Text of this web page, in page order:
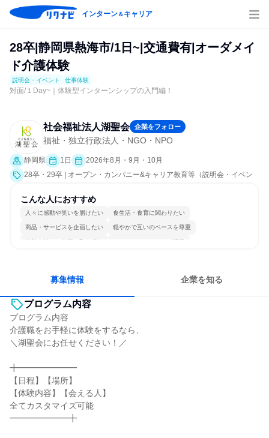
インターン＆キャリア
28卒|静岡県熱海市/1日~|交通費有|オーダメイ
ド介護体験
説明会・イベント 仕事体験
対面/１Day~｜体験型インターンシップの入門編！
社会福祉法人湖聖会 企業をフォロー
福祉・独立行政法人・NGO・NPO
静岡県 1日
2026年8月・9月・10月
28卒・29卒 | オープン・カンパニー&キャリア教育等（説明会・イベン
界研究]、仕事体験）
こんな人におすすめ
人々に感動や笑いを届けたい 食生活・食育に関わりたい
商品・サービスを企画したい 穏やかで互いのペースを尊重
情熱を持って仕事に取り組む コミュニケーションが活発
募集情報 企業を知る
プログラム内容
プログラム内容
介護職をお手軽に体験をするなら、
＼湖聖会にお任せください！／
╋━━━━━━━
【日程】【場所】
【体験内容】【会える人】
全てカスタマイズ可能
━━━━━━━╋